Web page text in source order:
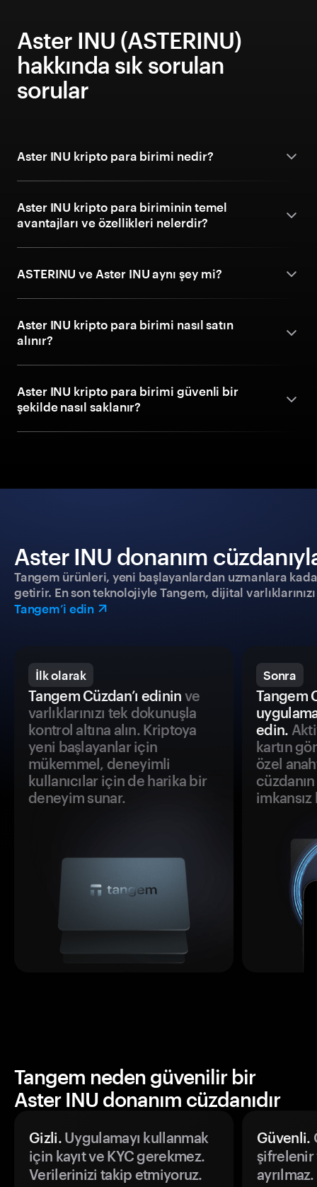
Aster INU (ASTERINU)
hakkında sık sorulan
sorular
Aster INU kripto para birimi nedir?
Aster INU kripto para biriminin temel
avantajları ve özellikleri nelerdir?
ASTERINU ve Aster INU aynı şey mi?
Aster INU kripto para birimi nasıl satın
alınır?
Aster INU kripto para birimi güvenli bir
şekilde nasıl saklanır?
Aster INU donanım
Tangem ürünleri, yeni başlayanlardan uzmanlara
getirir. En son teknolojiyle Tangem, dijital
Tangem’i edin
İlk olarak
Tangem Cüzdan’ı edinin ve
varlıklarınızı tek dokunuşla
kontrol altına alın. Kriptoya
yeni başlayanlar için
mükemmel, deneyimli
kullanıcılar için de harika bir
deneyim sunar.
Sonra
Tangem
edin.
kartın
özel
Tangem neden güvenilir bir
Aster INU donanım cüzdanıdır
Gizli.Uygulamayı kullanmak
için kayıt ve KYC gerekmez.
Verilerinizi takip etmiyoruz.
Güvenli.
şifrelenir